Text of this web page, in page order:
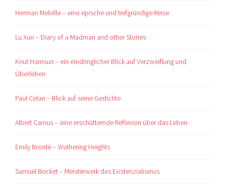
Herman Melville – eine epische und tiefgründige Reise
Lu Xun – Diary of a Madman and other Stories
Knut Hamsun – ein eindringlicher Blick auf Verzweiflung und
Überleben
Paul Celan – Blick auf seine Gedichte
Albert Camus – eine erschütternde Reflexion über das Leben
Emily Brontë – Wuthering Heights
Samuel Becket – Meisterwerk des Existenzialismus